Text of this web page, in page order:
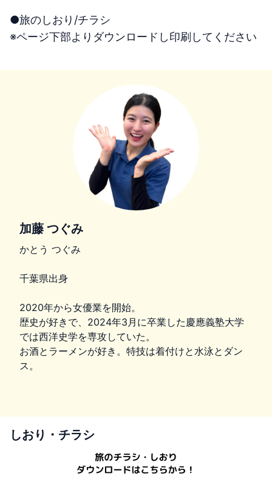
●旅のしおり/チラシ
※ページ下部よりダウンロードし印刷してください
加藤 つぐみ
かとう つぐみ
千葉県出身
2020年から女優業を開始。
歴史が好きで、2024年3月に卒業した慶應義塾大学
では西洋史学を専攻していた。
お酒とラーメンが好き。特技は着付けと水泳とダン
ス。
しおり・チラシ